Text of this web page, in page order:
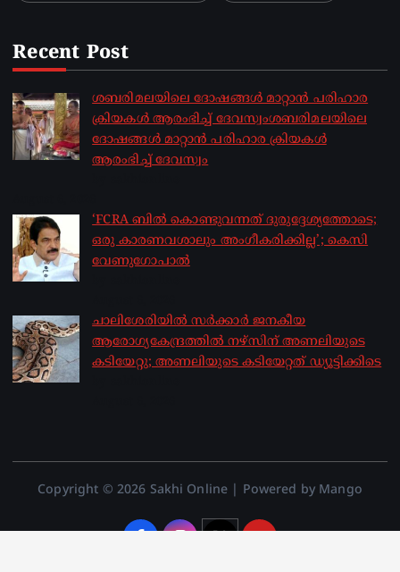
Recent Post
ശബരിമലയിലെ ദോഷങ്ങൾ മാറ്റാൻ പരിഹാര
ക്രിയകൾ ആരംഭിച്ച് ദേവസ്വംശബരിമലയിലെ
ദോഷങ്ങൾ മാറ്റാൻ പരിഹാര ക്രിയകൾ
ആരംഭിച്ച് ദേവസ്വം
‘FCRA ബിൽ കൊണ്ടുവന്നത് ദുരുദ്ദേശ്യത്തോടെ;
ഒരു കാരണവശാലും അം​ഗീകരിക്കില്ല’; കെസി
വേണു​ഗോപാൽ
ചാലിശേരിയില്‍ സര്‍ക്കാര്‍ ജനകീയ
ആരോഗ്യകേന്ദ്രത്തില്‍ നഴ്സിന് അണലിയുടെ
കടിയേറ്റു; അണലിയുടെ കടിയേറ്റത് ഡ്യൂട്ടിക്കിടെ
Copyright © 2026 Sakhi Online | Powered by Mango